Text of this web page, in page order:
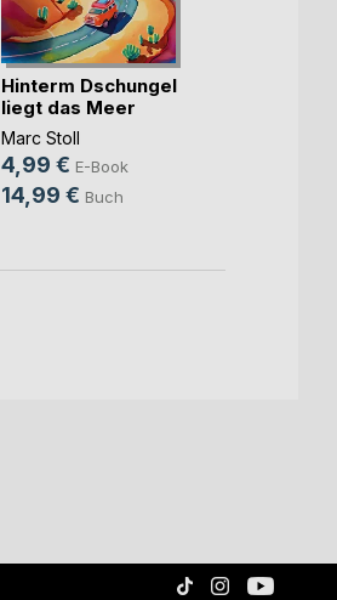
Hinterm Dschungel
liegt das Meer
Marc Stoll
4,99 € E-Book
14,99 € Buch